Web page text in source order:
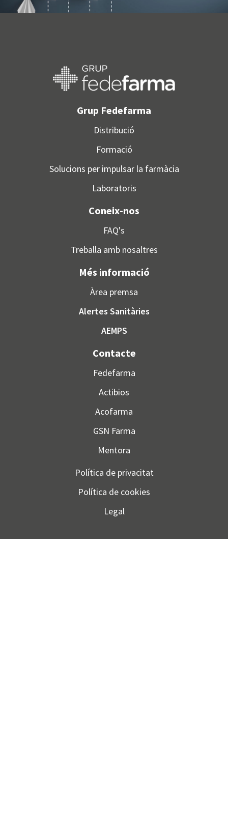
Grup Fedefarma
Distribució
Formació
Solucions per impulsar la farmàcia
Laboratoris
Coneix-nos
FAQ's
Treballa amb nosaltres
Més informació
Àrea premsa
Alertes Sanitàries
AEMPS
Contacte
Fedefarma
Actibios
Acofarma
GSN Farma
Mentora
Política de privacitat
Política de cookies
Legal